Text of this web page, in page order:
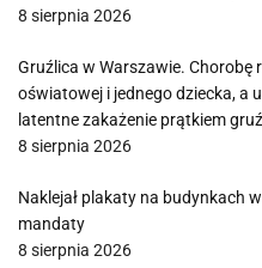
8 sierpnia 2026
Gruźlica w Warszawie.
oświatowej i jednego dziecka, a
latentne zakażenie prątkiem
8 sierpnia 2026
Naklejał plakaty na budynkach
mandaty
8 sierpnia 2026